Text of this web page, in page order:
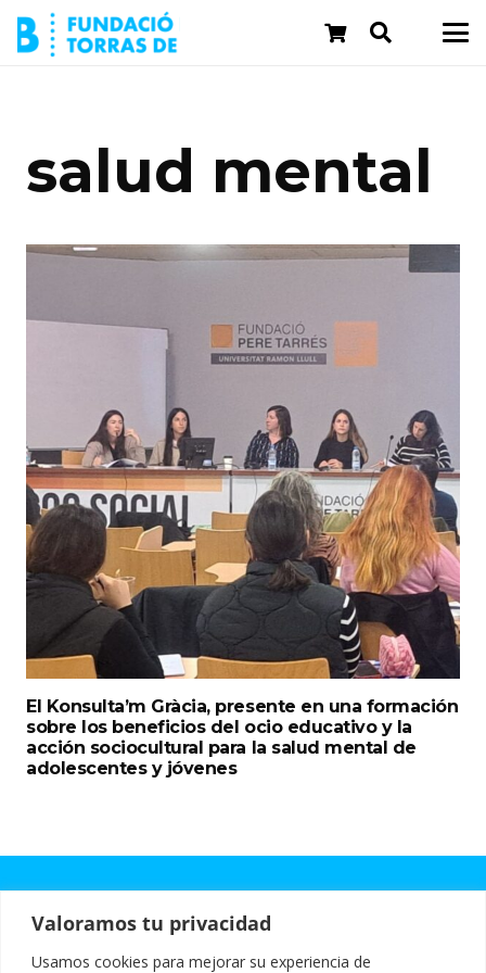
Valoramos tu privacidad
Usamos cookies para mejorar su experiencia de
salud mental
El Konsulta’m Gràcia, presente en una formación
sobre los beneficios del ocio educativo y la
acción sociocultural para la salud mental de
adolescentes y jóvenes
Design by:Mustachecreative.com